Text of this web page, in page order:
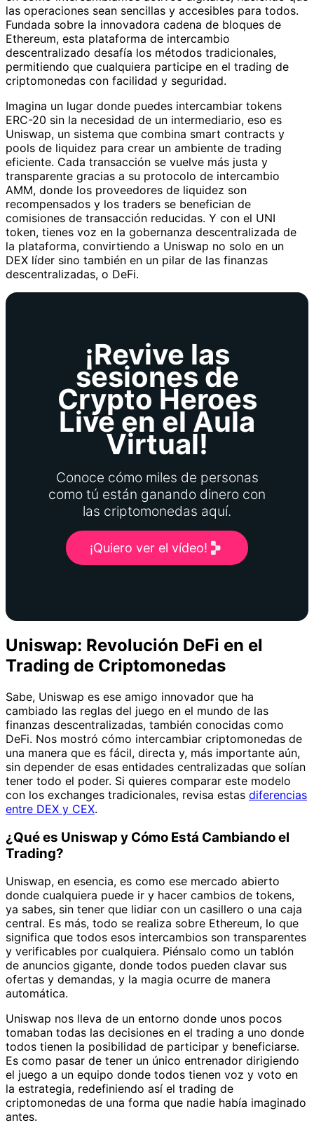
las operaciones sean sencillas y accesibles para todos.
Fundada sobre la innovadora cadena de bloques de
Ethereum, esta plataforma de intercambio
descentralizado desafía los métodos tradicionales,
permitiendo que cualquiera participe en el trading de
criptomonedas con facilidad y seguridad.
Imagina un lugar donde puedes intercambiar tokens
ERC-20 sin la necesidad de un intermediario, eso es
Uniswap, un sistema que combina smart contracts y
pools de liquidez para crear un ambiente de trading
eficiente. Cada transacción se vuelve más justa y
transparente gracias a su protocolo de intercambio
AMM, donde los proveedores de liquidez son
recompensados y los traders se benefician de
comisiones de transacción reducidas. Y con el UNI
token, tienes voz en la gobernanza descentralizada de
la plataforma, convirtiendo a Uniswap no solo en un
DEX líder sino también en un pilar de las finanzas
descentralizadas, o DeFi.
¡Revive las
sesiones de
Crypto Heroes
Live en el Aula
Virtual!
Conoce cómo miles de personas
como tú están ganando dinero con
las criptomonedas aquí.
¡Quiero ver el vídeo!
Uniswap: Revolución DeFi en el
Trading de Criptomonedas
Sabe, Uniswap es ese amigo innovador que ha
cambiado las reglas del juego en el mundo de las
finanzas descentralizadas, también conocidas como
DeFi. Nos mostró cómo intercambiar criptomonedas de
una manera que es fácil, directa y, más importante aún,
sin depender de esas entidades centralizadas que solían
tener todo el poder. Si quieres comparar este modelo
con los exchanges tradicionales, revisa estas diferencias
entre DEX y CEX.
¿Qué es Uniswap y Cómo Está Cambiando el
Trading?
Uniswap, en esencia, es como ese mercado abierto
donde cualquiera puede ir y hacer cambios de tokens,
ya sabes, sin tener que lidiar con un casillero o una caja
central. Es más, todo se realiza sobre Ethereum, lo que
significa que todos esos intercambios son transparentes
y verificables por cualquiera. Piénsalo como un tablón
de anuncios gigante, donde todos pueden clavar sus
ofertas y demandas, y la magia ocurre de manera
automática.
Uniswap nos lleva de un entorno donde unos pocos
tomaban todas las decisiones en el trading a uno donde
todos tienen la posibilidad de participar y beneficiarse.
Es como pasar de tener un único entrenador dirigiendo
el juego a un equipo donde todos tienen voz y voto en
la estrategia, redefiniendo así el trading de
criptomonedas de una forma que nadie había imaginado
antes.